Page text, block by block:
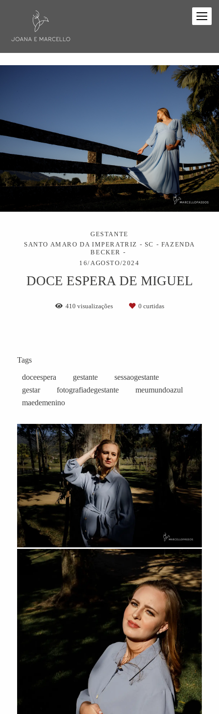
GESTANTE
SANTO AMARO DA IMPERATRIZ - SC - FAZENDA
BECKER
16/AGOSTO/2024
DOCE ESPERA DE MIGUEL
410 visualizações 0 curtidas
Tags
doceespera gestante
sessaogestante
gestar
fotografiadegestante
meumundoazul
maedemenino